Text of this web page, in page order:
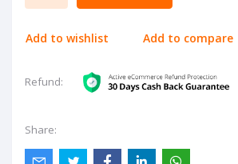
Add to wishlist Add to compare
Refund:
Share: